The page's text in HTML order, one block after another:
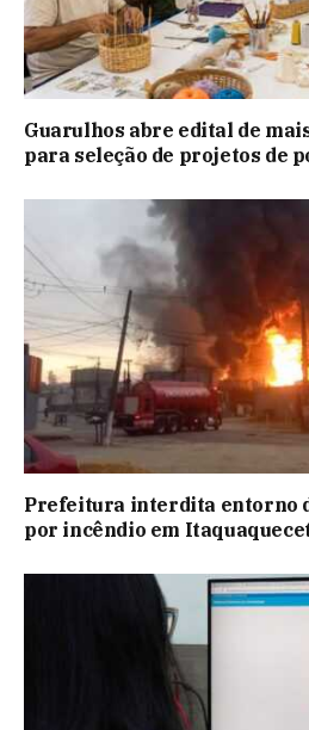
Guarulhos abre edital de
para seleção de projetos de
Prefeitura interdita entorno
por incêndio em